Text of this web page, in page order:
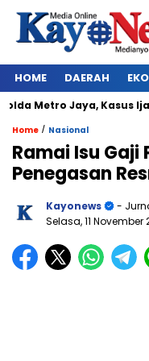
HOME DAERAH
Jaya, Kasus
Home / Nasional
Ramai Isu Gaji
Penegasan
Kayonews
-
Selasa, 11 November